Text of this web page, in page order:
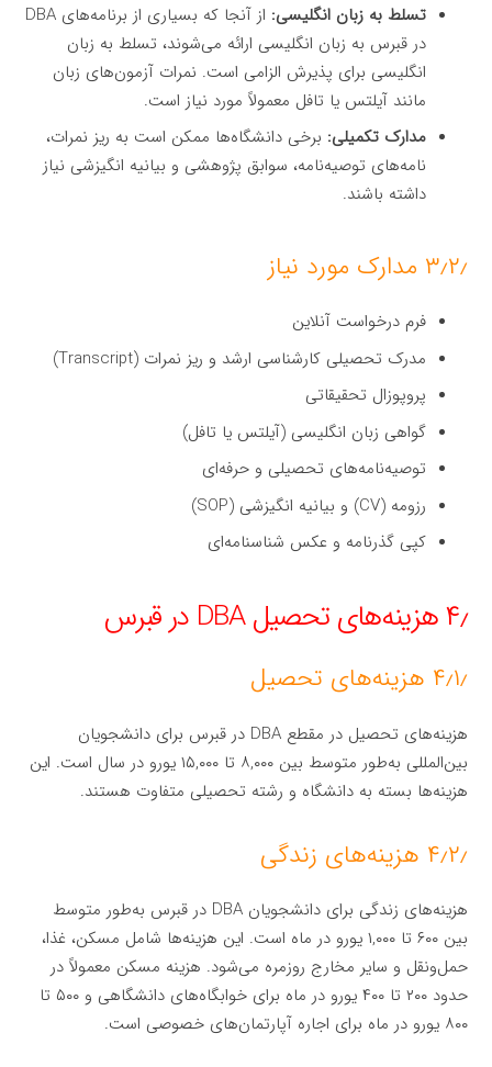
تسلط به زبان انگلیسی:
از آنجا که بسیاری از برنامه‌های DBA
در قبرس به زبان انگلیسی ارائه می‌شوند، تسلط به زبان
انگلیسی برای پذیرش الزامی است. نمرات آزمون‌های زبان
مانند آیلتس یا تافل معمولاً مورد نیاز است.
مدارک تکمیلی: برخی دانشگاه‌ها ممکن است به ریز نمرات،
نامه‌های توصیه‌نامه، سوابق پژوهشی و بیانیه انگیزشی نیاز
داشته باشند.
۳٫۲٫ مدارک مورد نیاز
فرم درخواست آنلاین
مدرک تحصیلی کارشناسی ارشد و ریز نمرات (Transcript)
پروپوزال تحقیقاتی
گواهی زبان انگلیسی (آیلتس یا تافل)
توصیه‌نامه‌های تحصیلی و حرفه‌ای
رزومه (CV) و بیانیه انگیزشی (SOP)
کپی گذرنامه و عکس شناسنامه‌ای
۴٫ هزینه‌های تحصیل DBA در قبرس
۴٫۱٫ هزینه‌های تحصیل
هزینه‌های تحصیل در مقطع DBA در قبرس برای دانشجویان
بین‌المللی به‌طور متوسط بین ۸,۰۰۰ تا ۱۵,۰۰۰ یورو در سال است. این
هزینه‌ها بسته به دانشگاه و رشته تحصیلی متفاوت هستند.
۴٫۲٫ هزینه‌های زندگی
هزینه‌های زندگی برای دانشجویان DBA در قبرس به‌طور متوسط
بین ۶۰۰ تا ۱,۰۰۰ یورو در ماه است. این هزینه‌ها شامل مسکن، غذا،
حمل‌ونقل و سایر مخارج روزمره می‌شود. هزینه مسکن معمولاً در
حدود ۲۰۰ تا ۴۰۰ یورو در ماه برای خوابگاه‌های دانشگاهی و ۵۰۰ تا
۸۰۰ یورو در ماه برای اجاره آپارتمان‌های خصوصی است.